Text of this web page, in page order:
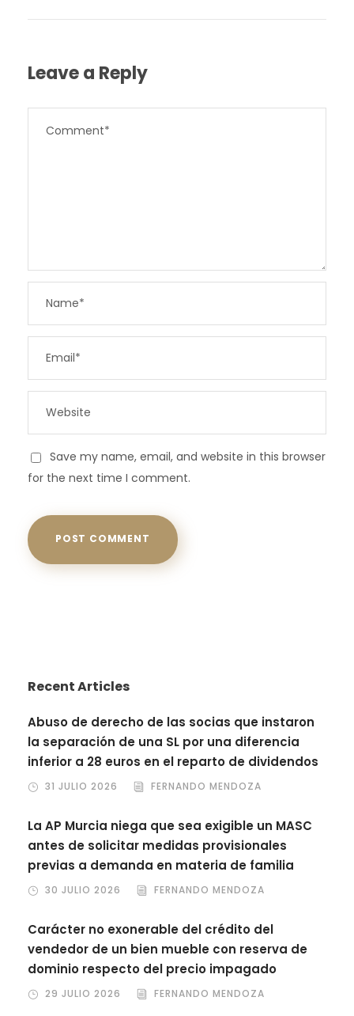
Leave a Reply
Save my name, email, and website in this browser
for the next time I comment.
Recent Articles
Abuso de derecho de las socias que instaron
la separación de una SL por una diferencia
inferior a 28 euros en el reparto de dividendos
31 JULIO 2026 FERNANDO MENDOZA
La AP Murcia niega que sea exigible un MASC
antes de solicitar medidas provisionales
previas a demanda en materia de familia
30 JULIO 2026 FERNANDO MENDOZA
Carácter no exonerable del crédito del
vendedor de un bien mueble con reserva de
dominio respecto del precio impagado
29 JULIO 2026 FERNANDO MENDOZA